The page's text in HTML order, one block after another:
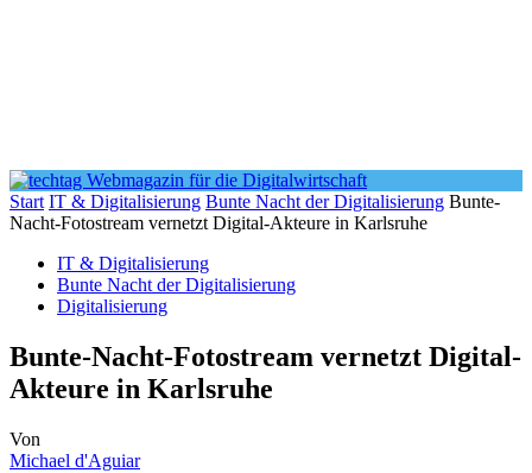
Start IT & Digitalisierung Bunte Nacht der Digitalisierung Bunte-
Nacht-Fotostream vernetzt Digital-Akteure in Karlsruhe
IT & Digitalisierung
Bunte Nacht der Digitalisierung
Digitalisierung
Bunte-Nacht-Fotostream vernetzt Digital-
Akteure in Karlsruhe
Von
Michael d'Aguiar